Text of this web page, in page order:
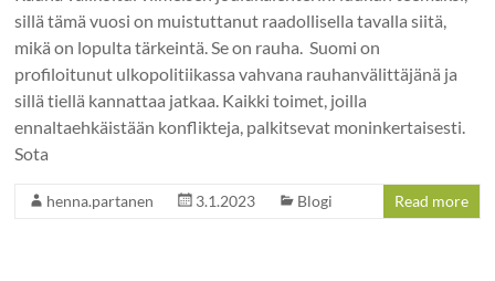
sillä tämä vuosi on muistuttanut raadollisella tavalla siitä,
mikä on lopulta tärkeintä. Se on rauha. Suomi on
profiloitunut ulkopolitiikassa vahvana rauhanvälittäjänä ja
sillä tiellä kannattaa jatkaa. Kaikki toimet, joilla
ennaltaehkäistään konflikteja, palkitsevat moninkertaisesti.
Sota
henna.partanen 3.1.2023 Blogi Read more